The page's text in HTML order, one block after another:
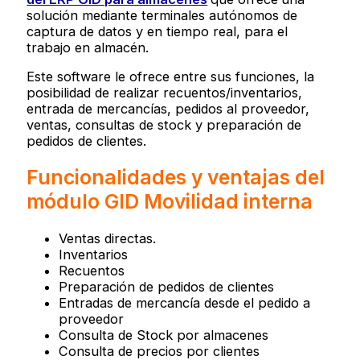
solución mediante terminales autónomos de
captura de datos y en tiempo real, para el
trabajo en almacén.
Este software le ofrece entre sus funciones, la
posibilidad de realizar recuentos/inventarios,
entrada de mercancías, pedidos al proveedor,
ventas, consultas de stock y preparación de
pedidos de clientes.
Funcionalidades y ventajas del
módulo GID Movilidad interna
Ventas directas.
Inventarios
Recuentos
Preparación de pedidos de clientes
Entradas de mercancía desde el pedido a
proveedor
Consulta de Stock por almacenes
Consulta de precios por clientes